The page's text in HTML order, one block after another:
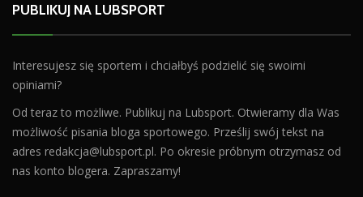
PUBLIKUJ NA LUBSPORT
Interesujesz się sportem i chciałbyś podzielić się swoimi
opiniami?
Od teraz to możliwe. Publikuj na Lubsport. Otwieramy dla Was
możliwość pisania bloga sportowego. Prześlij swój tekst na
adres redakcja@lubsport.pl. Po okresie próbnym otrzymasz od
nas konto blogera. Zapraszamy!